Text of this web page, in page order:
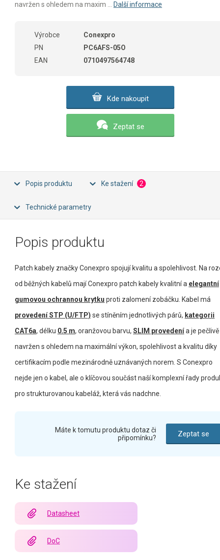
navržen s ohledem na maxim ...
Další informace
Výrobce
Conexpro
PN
PC6AFS-05O
EAN
0710497564748
Kde nakoupit
Zeptat se
Popis produktu Ke stažení 2
Technické parametry
Popis produktu
Patch kabely značky Conexpro spojují kvalitu a spolehlivost. Na
od běžných kabelů mají Conexpro patch kabely kvalitní a elegantní
gumovou ochrannou krytku proti zalomení zobáčku. Kabel má
provedení STP (U/FTP) se stíněním jednotlivých párů, kategorii
CAT6a, délku 0.5 m, oranžovou barvu, SLIM provedenía je pečlivě
navržen s ohledem na maximální výkon, spolehlivost a kvalitu díky
certifikacím podle mezinárodně uznávaných norem. S Conexpro
nejde jen o kabel, ale o klíčovou součást naší komplexní řady
pro strukturovanou kabeláž, která vás nadchne.
Máte k tomutu produktu dotaz či
připomínku?
Zeptat se
Ke stažení
Datasheet
DoC